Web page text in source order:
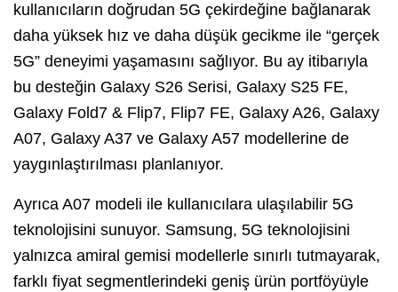
kullanıcıların doğrudan 5G çekirdeğine bağlanarak
daha yüksek hız ve daha düşük gecikme ile “gerçek
5G” deneyimi yaşamasını sağlıyor. Bu ay itibarıyla
bu desteğin Galaxy S26 Serisi, Galaxy S25 FE,
Galaxy Fold7 & Flip7, Flip7 FE, Galaxy A26, Galaxy
A07, Galaxy A37 ve Galaxy A57 modellerine de
yaygınlaştırılması planlanıyor.
Ayrıca A07 modeli ile kullanıcılara ulaşılabilir 5G
teknolojisini sunuyor. Samsung, 5G teknolojisini
yalnızca amiral gemisi modellerle sınırlı tutmayarak,
farklı fiyat segmentlerindeki geniş ürün portföyüyle